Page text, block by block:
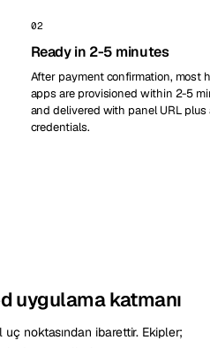
02
Ready in 2-5 minutes
After payment confirmation, most
apps are provisioned within 2-5
and delivered with panel URL plus
credentials.
uygulama katmanı
noktasından ibarettir. Ekipler;